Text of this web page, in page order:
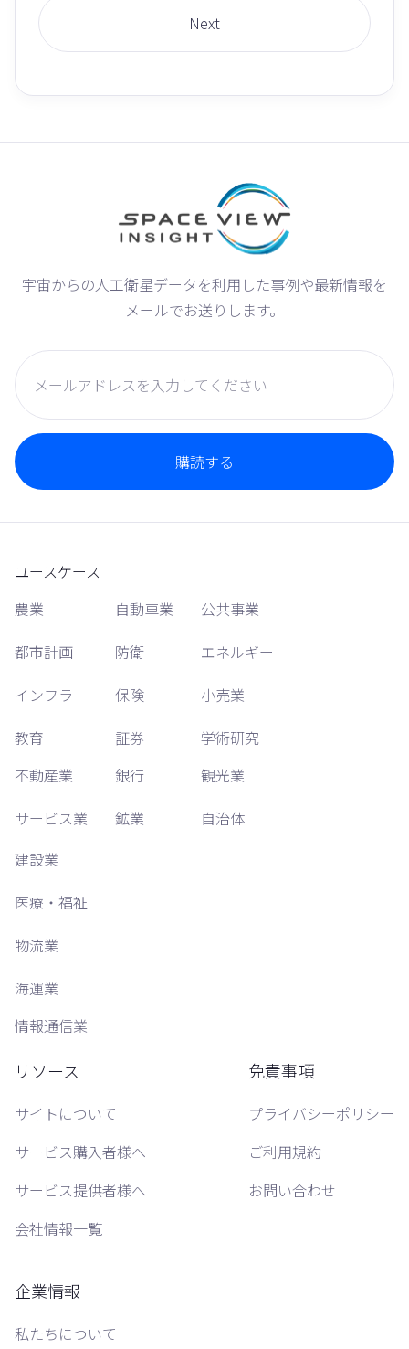
Next
宇宙からの人工衛星データを利用した事例や最新情報を
メールでお送りします。
ユースケース
農業
都市計画
インフラ
教育
不動産業
サービス業
自動車業
防衛
保険
証券
銀行
鉱業
公共事業
エネルギー
小売業
学術研究
観光業
自治体
建設業
医療・福祉
物流業
海運業
情報通信業
リソース
サイトについて
サービス購入者様へ
サービス提供者様へ
会社情報一覧
免責事項
プライバシーポリシー
ご利用規約
お問い合わせ
企業情報
私たちについて